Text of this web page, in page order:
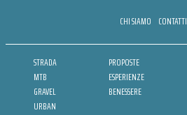
CHI SIAMO CONTATTI
STRADA
MTB
GRAVEL
URBAN
PROPOSTE
ESPERIENZE
BENESSERE